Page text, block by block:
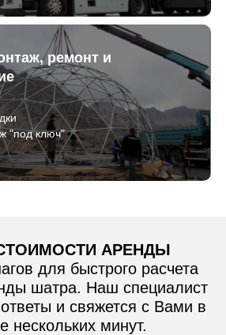
ремонт и
"под ключ"
АРЕНДЫ
для быстрого расчета
шатра. Наш специалист
и свяжется с Вами в
нескольких минут.